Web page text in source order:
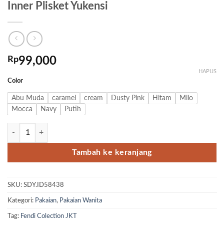
Inner Plisket Yukensi
Rp99,000
Color
Abu Muda caramel cream Dusty Pink Hitam
Milo
Mocca
Navy Putih
HAPUS
Kuantitas Inner Plisket Yukensi
Tambah ke keranjang
SKU: SDY.ID58438
Kategori: Pakaian, Pakaian Wanita
Tag: Fendi Colection JKT